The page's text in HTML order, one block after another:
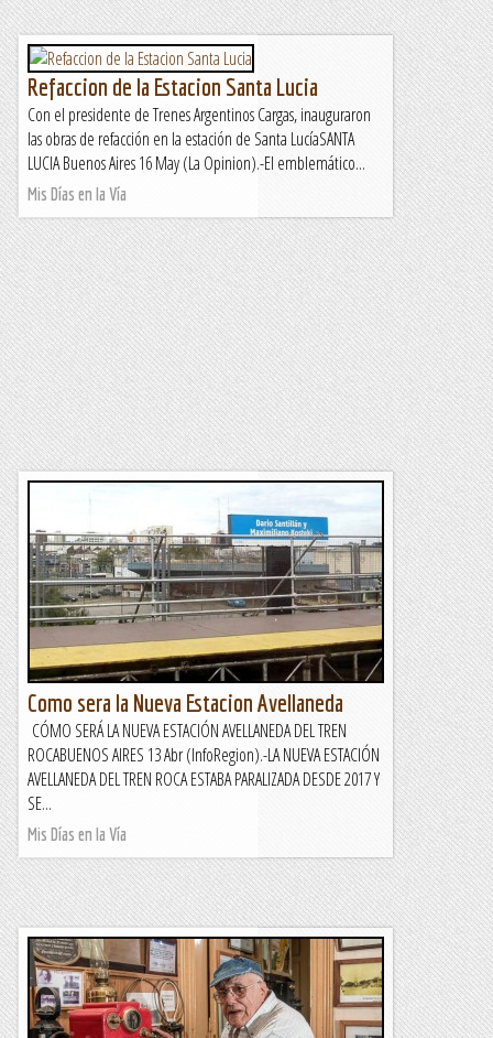
Refaccion de la Estacion Santa Lucia
Con el presidente de Trenes Argentinos Cargas, inauguraron
las obras de refacción en la estación de Santa LucíaSANTA
LUCIA Buenos Aires 16 May (La Opinion).-El emblemático...
Mis Días en la Vía
Como sera la Nueva Estacion Avellaneda
CÓMO SERÁ LA NUEVA ESTACIÓN AVELLANEDA DEL TREN
ROCABUENOS AIRES 13 Abr (InfoRegion).-LA NUEVA ESTACIÓN
AVELLANEDA DEL TREN ROCA ESTABA PARALIZADA DESDE 2017 Y
SE...
Mis Días en la Vía